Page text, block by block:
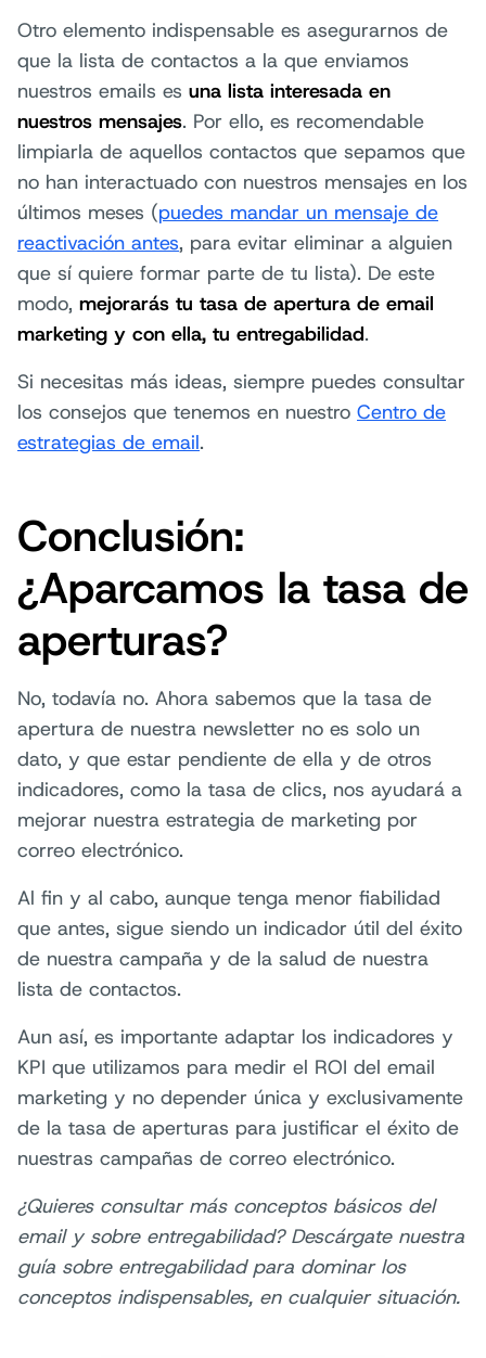
Otro elemento indispensable es asegurarnos de
que la lista de contactos a la que enviamos
nuestros emails es una lista interesada en
nuestros mensajes. Por ello, es recomendable
limpiarla de aquellos contactos que sepamos que
no han interactuado con nuestros mensajes en los
últimos meses (puedes mandar un mensaje de
reactivación antes, para evitar eliminar a alguien
que sí quiere formar parte de tu lista). De este
modo, mejorarás tu tasa de apertura de email
marketing y con ella, tu entregabilidad.
Si necesitas más ideas, siempre puedes consultar
los consejos que tenemos en nuestro Centro de
estrategias de email.
Conclusión:
¿Aparcamos la tasa de
aperturas?
No, todavía no. Ahora sabemos que la tasa de
apertura de nuestra newsletter no es solo un
dato, y que estar pendiente de ella y de otros
indicadores, como la tasa de clics, nos ayudará a
mejorar nuestra estrategia de marketing por
correo electrónico.
Al fin y al cabo, aunque tenga menor fiabilidad
que antes, sigue siendo un indicador útil del éxito
de nuestra campaña y de la salud de nuestra
lista de contactos.
Aun así, es importante adaptar los indicadores y
KPI que utilizamos para medir el ROI del email
marketing y no depender única y exclusivamente
de la tasa de aperturas para justificar el éxito de
nuestras campañas de correo electrónico.
¿Quieres consultar más conceptos básicos del
email y sobre entregabilidad? Descárgate nuestra
guía sobre entregabilidad para dominar los
conceptos indispensables, en cualquier situación.